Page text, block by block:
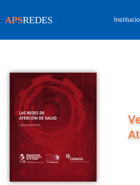
APSREDES